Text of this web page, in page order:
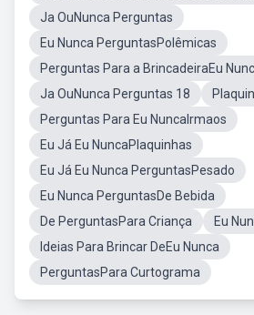
Ja OuNunca Perguntas
Eu Nunca PerguntasPolêmicas
Perguntas Para a BrincadeiraEu
Ja OuNunca Perguntas 18
Perguntas Para Eu NuncaIrmaos
Eu Já Eu NuncaPlaquinhas
Eu Já Eu Nunca PerguntasPesado
Eu Nunca PerguntasDe Bebida
De PerguntasPara Criança
Eu
Ideias Para Brincar DeEu Nunca
PerguntasPara Curtograma